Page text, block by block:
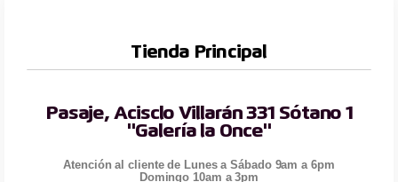
Tienda Principal
Pasaje, Acisclo Villarán 331 Sótano 1
"Galería la Once"
Atención al cliente de Lunes a Sábado 9am a 6pm
Domingo 10am a 3pm